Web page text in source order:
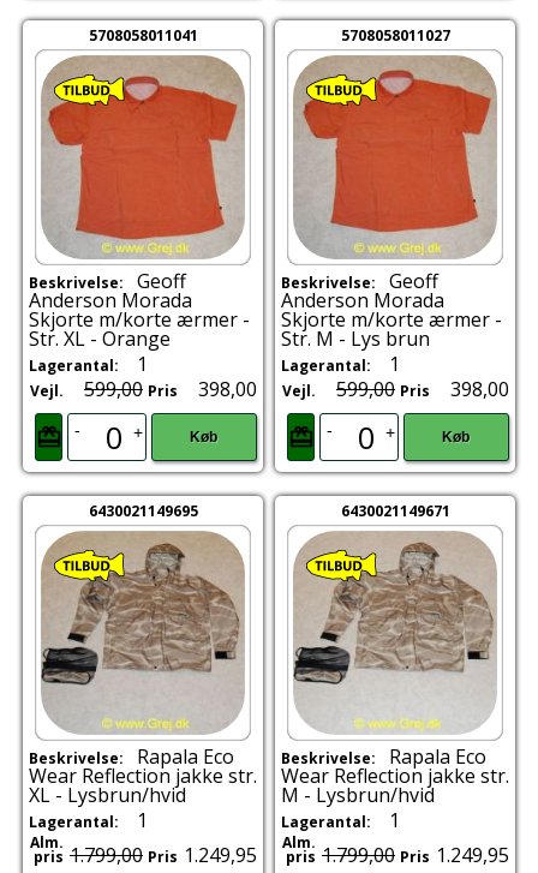
5708058011041
Beskrivelse: Geoff
Anderson Morada
Skjorte m/korte ærmer -
Str. XL - Orange
Lagerantal: 1
Vejl. 599,00 Pris 398,00
- + Køb
5708058011027
Beskrivelse: Geoff
Anderson Morada
Skjorte m/korte ærmer -
Str. M - Lys brun
Lagerantal: 1
Vejl. 599,00 Pris 398,00
- + Køb
6430021149695
Beskrivelse: Rapala Eco
Wear Reflection jakke str.
XL - Lysbrun/hvid
Lagerantal: 1
Alm.
pris 1.799,00 Pris 1.249,95
6430021149671
Beskrivelse: Rapala Eco
Wear Reflection jakke str.
M - Lysbrun/hvid
Lagerantal: 1
Alm.
pris 1.799,00 Pris 1.249,95